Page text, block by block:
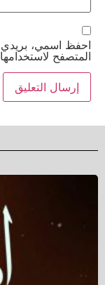
احفظ اسمي، بريدي
المتصفح